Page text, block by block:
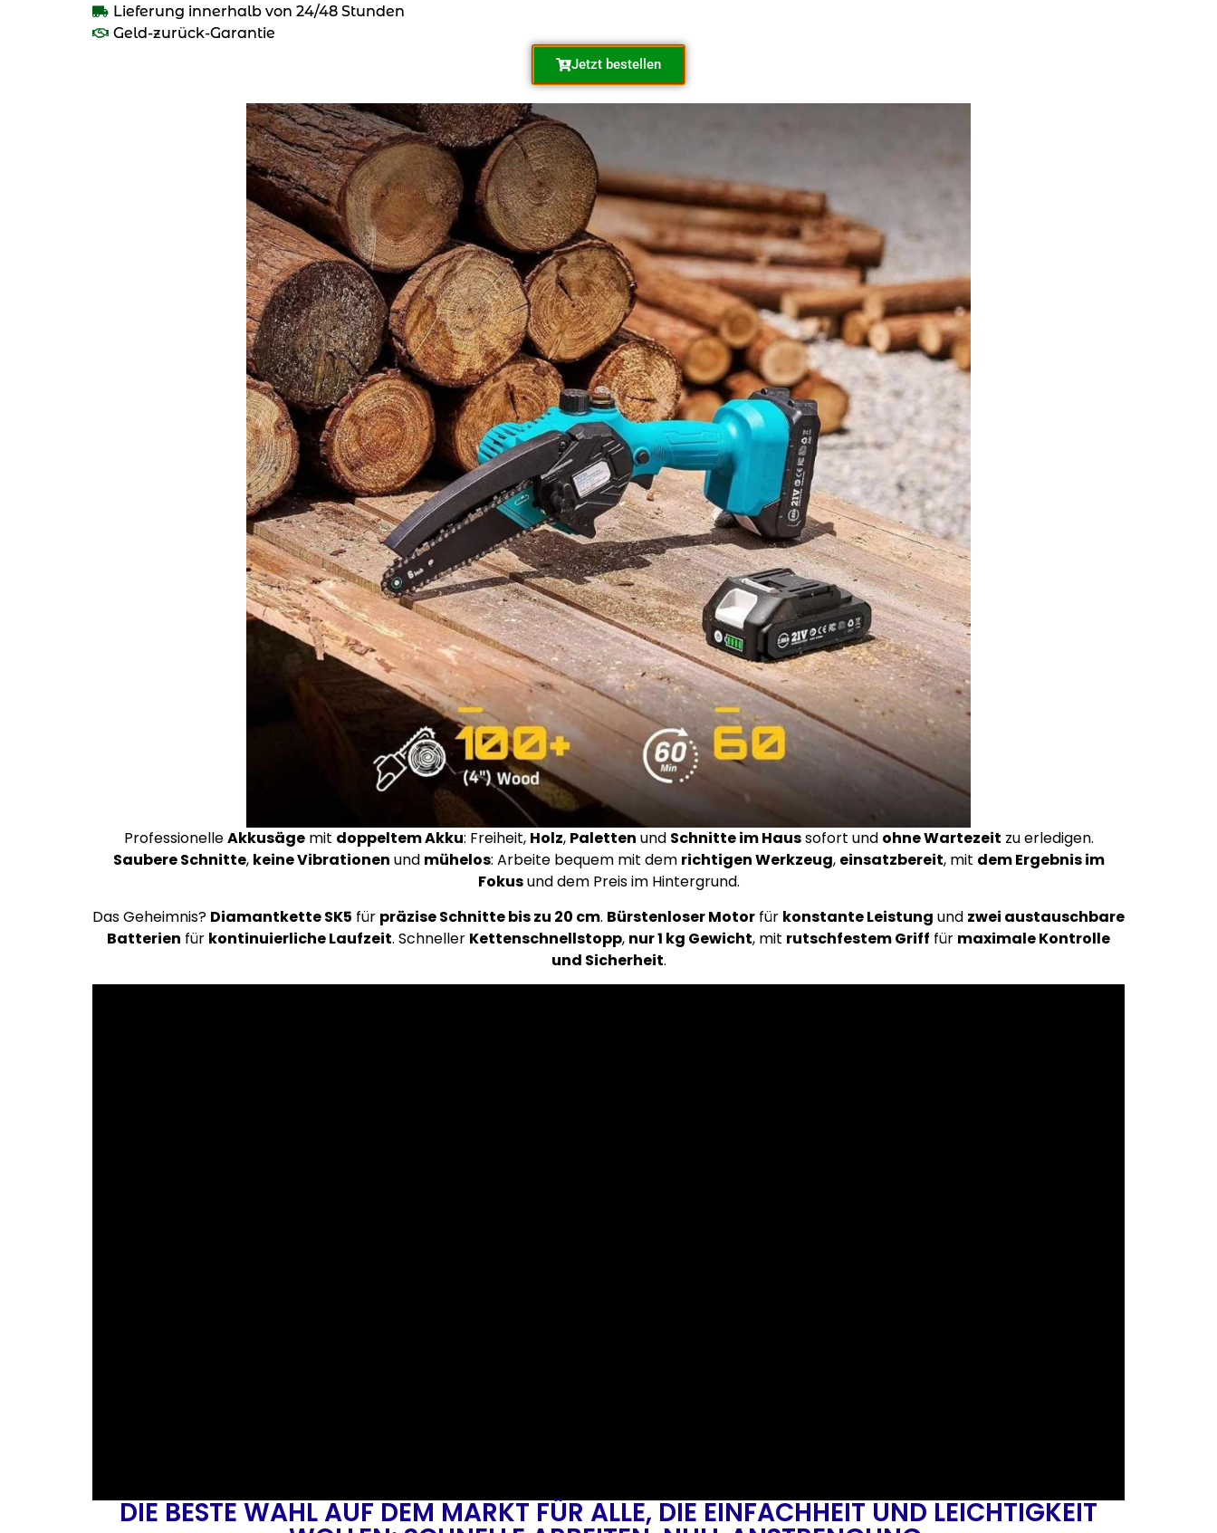
Lieferung innerhalb von 24/48 Stunden
Geld-zurück-Garantie
Jetzt bestellen
ProfessionelleAkkusägemit doppeltem Akku: Freiheit, Holz, Paletten und Schnitte im Haussofort und ohne Wartezeit zu erledigen.
Saubere Schnitte, keine Vibrationen und mühelos: Arbeite bequem mit dem richtigen Werkzeug, einsatzbereit, mit dem Ergebnis im
Fokusund dem Preis im Hintergrund.
Das Geheimnis? Diamantkette SK5 für präzise Schnitte bis zu 20 cm. Bürstenloser Motor für konstante Leistung und zwei austauschbare
Batterien für kontinuierliche Laufzeit. Schneller Kettenschnellstopp, nur 1 kg Gewicht, mit rutschfestem Griff für maximale Kontrolle
und Sicherheit.
DIE BESTE WAHL AUF DEM MARKT FÜR ALLE, DIE EINFACHHEIT UND LEICHTIGKEIT